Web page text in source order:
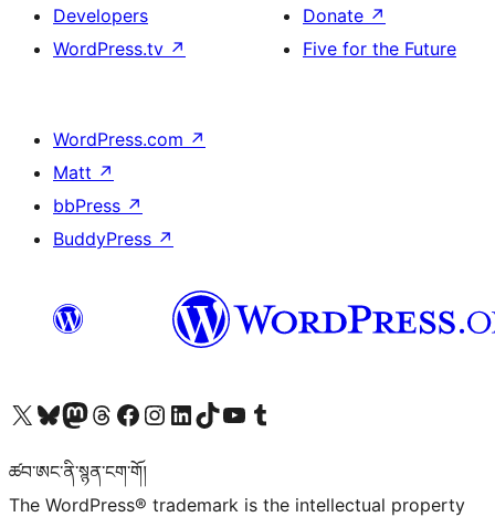
Developers
WordPress.tv ↗
Donate ↗
Five for the Future
WordPress.com ↗
Matt ↗
bbPress ↗
BuddyPress ↗
Visit our X (formerly Twitter) account
Visit our Bluesky account
Visit our Mastodon account
Visit our Threads account
Visit our Facebook page
Visit our Instagram account
Visit our LinkedIn account
Visit our TikTok account
Visit our YouTube channel
Visit our Tumblr account
ཚབ་ཨང་ནི་སྙན་ངག་གོ།
The WordPress® trademark is the intellectual property